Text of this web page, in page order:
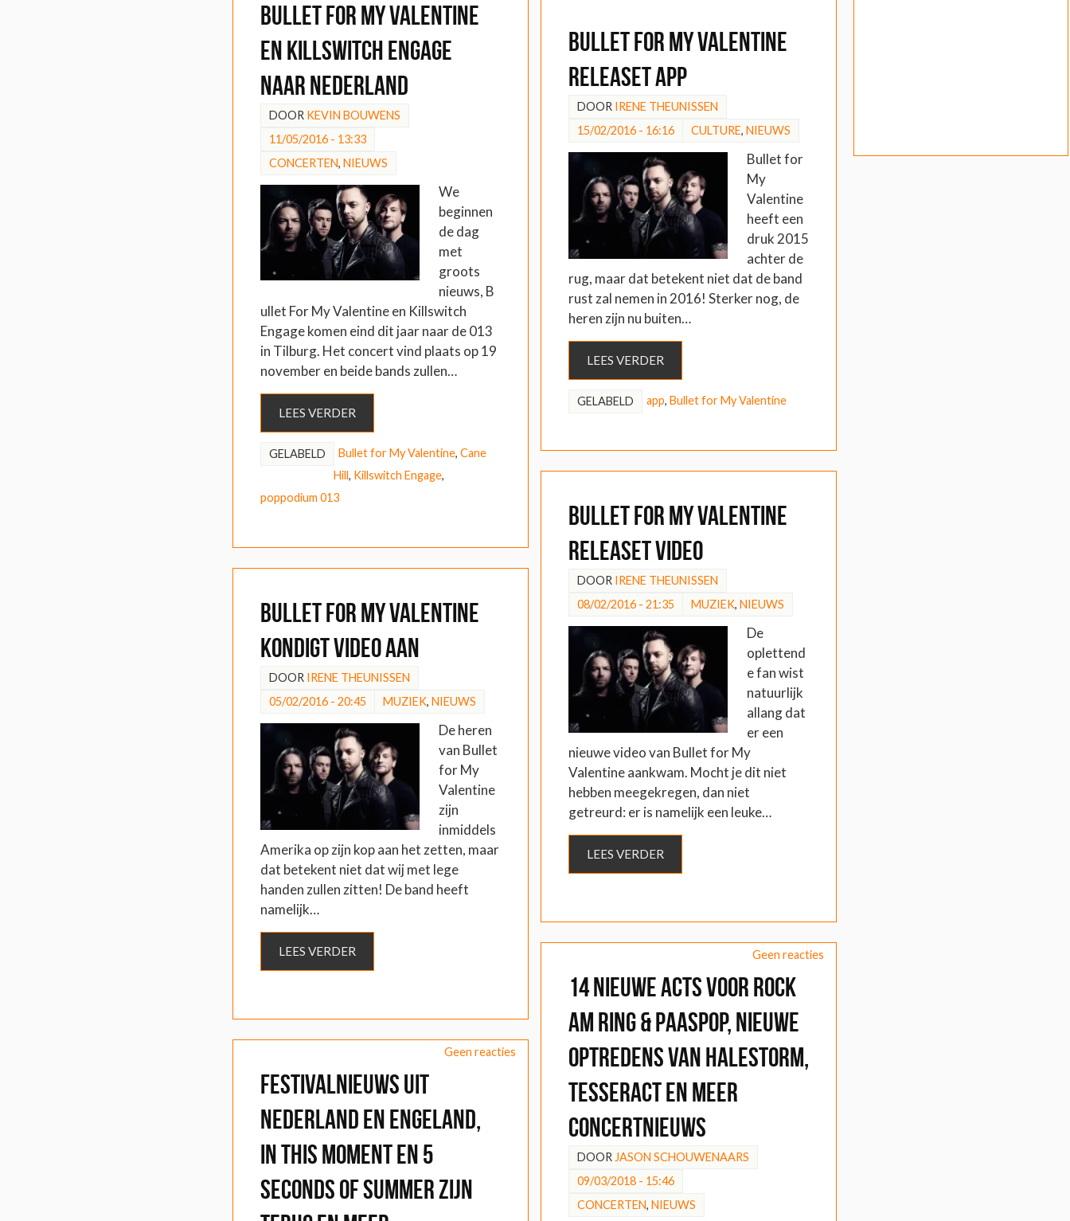
Bullet For My Valentine
en Killswitch Engage
naar Nederland
DOOR KEVIN BOUWENS
11/05/2016 - 13:33
CONCERTEN, NIEUWS
We
beginnen
de dag
met
groots
nieuws, B
ullet For My Valentine en Killswitch
Engage komen eind dit jaar naar de 013
in Tilburg. Het concert vind plaats op 19
november en beide bands zullen…
LEES VERDER
GELABELD Bullet for My Valentine, Cane
Hill, Killswitch Engage,
poppodium 013
Bullet for My Valentine
releaset app
DOOR IRENE THEUNISSEN
15/02/2016 - 16:16
CULTURE, NIEUWS
Bullet for
My
Valentine
heeft een
druk 2015
achter de
rug, maar dat betekent niet dat de band
rust zal nemen in 2016! Sterker nog, de
heren zijn nu buiten…
LEES VERDER
GELABELD app, Bullet for My Valentine
Bullet for My Valentine
releaset video
DOOR IRENE THEUNISSEN
08/02/2016 - 21:35
MUZIEK, NIEUWS
De
oplettend
e fan wist
natuurlijk
allang dat
er een
nieuwe video van Bullet for My
Valentine aankwam. Mocht je dit niet
hebben meegekregen, dan niet
getreurd: er is namelijk een leuke…
LEES VERDER
Bullet for My Valentine
kondigt video aan
DOOR IRENE THEUNISSEN
05/02/2016 - 20:45
MUZIEK, NIEUWS
De heren
van Bullet
for My
Valentine
zijn
inmiddels
Amerika op zijn kop aan het zetten, maar
dat betekent niet dat wij met lege
handen zullen zitten! De band heeft
namelijk…
LEES VERDER Geen reacties
14 nieuwe acts voor Rock
am Ring & Paaspop, nieuwe
optredens van Halestorm,
TesseracT en meer
concertnieuws
DOORJASON SCHOUWENAARS
09/03/2018 - 15:46
CONCERTEN, NIEUWS
Geen reacties
Festivalnieuws uit
Nederland en Engeland,
In This Moment en 5
Seconds of Summer zijn